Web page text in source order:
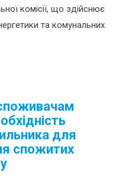
комісії, що здійснює
та комунальних
для
спожитих